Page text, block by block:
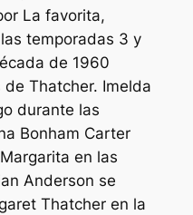
La favorita,
temporadas 3 y
de 1960
Thatcher. Imelda
durante las
Bonham Carter
en las
Anderson se
Thatcher en la